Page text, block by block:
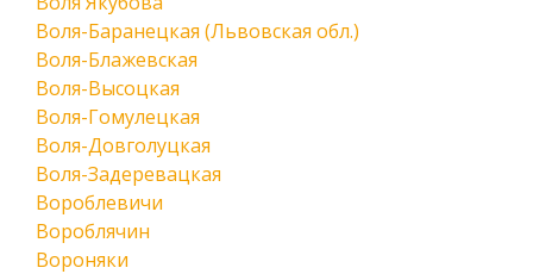
Воля-Баранецкая (Львовская обл.)
Воля-Блажевская
Воля-Высоцкая
Воля-Гомулецкая
Воля-Довголуцкая
Воля-Задеревацкая
Вороблевичи
Вороблячин
Вороняки